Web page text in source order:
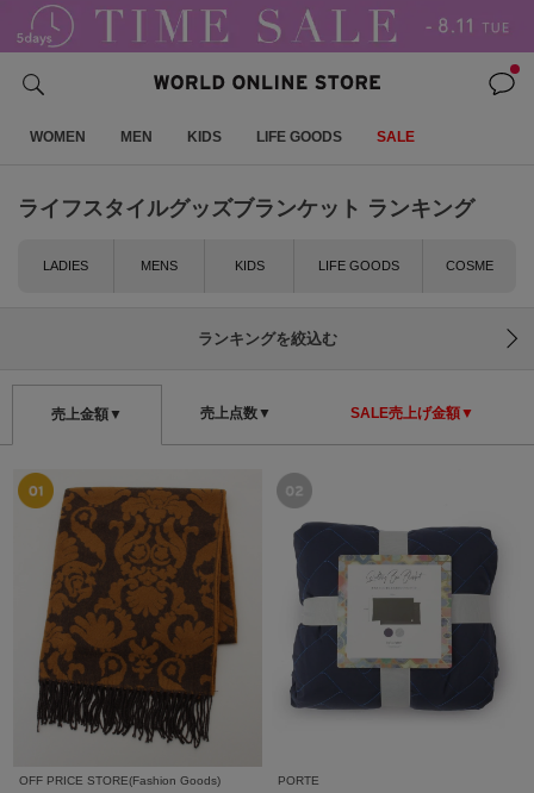
WOMEN MEN KIDS LIFE GOODS SALE
ライフスタイルグッズブランケット ランキング
LADIES MENS KIDS LIFE GOODS COSME
ランキングを絞込む
売上金額▼ 売上点数▼ SALE売上げ金額▼
OFF PRICE STORE(Fashion Goods)
PORTE